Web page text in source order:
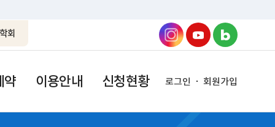
회
약 이용안내 신청현황 로그인 회원가입